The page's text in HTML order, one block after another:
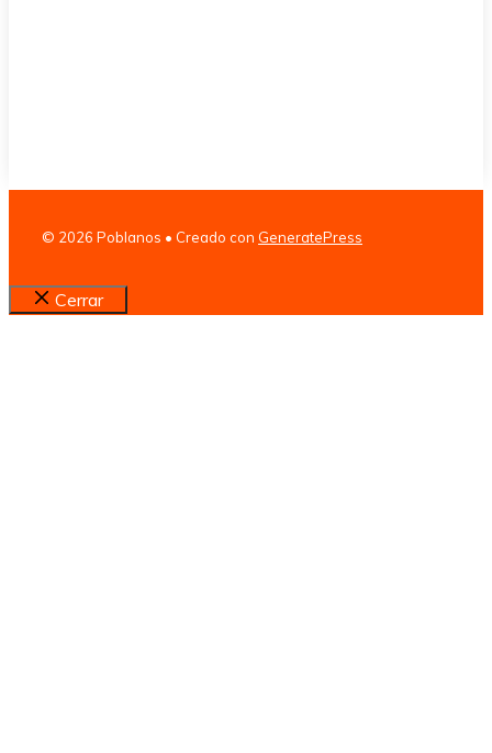
© 2026 Poblanos • Creado con GeneratePress
Cerrar